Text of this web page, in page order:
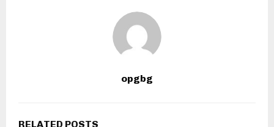
opgbg
RELATED POSTS